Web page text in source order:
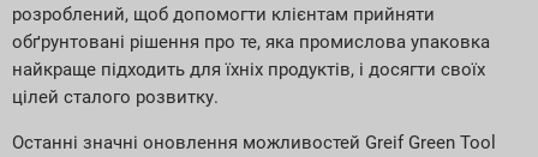
розроблений, щоб допомогти клієнтам прийняти
обґрунтовані рішення про те, яка промислова упаковка
найкраще підходить для їхніх продуктів, і досягти своїх
цілей сталого розвитку.
Останні значні оновлення можливостей Greif Green Tool